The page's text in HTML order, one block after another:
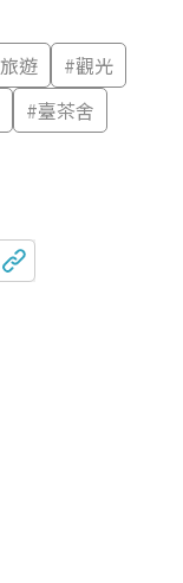
旅遊 #觀光
#臺茶舍